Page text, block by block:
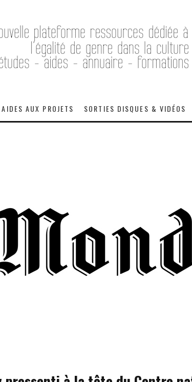
AIDES AUX PROJETS SORTIES DISQUES & VIDÉOS